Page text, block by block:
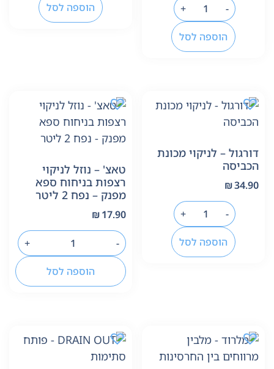
-
+
הוספה לסל
הוספה לסל
דורגול – לניקוי מכונת
הכביסה
₪34.90
-
+
הוספה לסל
טאצ' – נוזל לניקוי
רצפות בניחוח ספא
מפנק – נפח 2 ליטר
₪17.90
-
+
הוספה לסל